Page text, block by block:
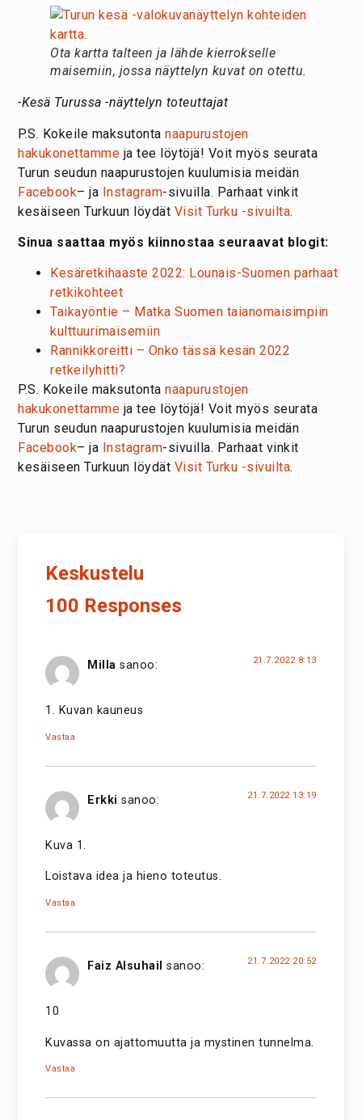
Ota kartta talteen ja lähde kierrokselle
maisemiin, jossa näyttelyn kuvat on otettu.
-Kesä Turussa -näyttelyn toteuttajat
P.S. Kokeile maksutontanaapurustojen
hakukonettamme ja tee löytöjä! Voit myös seurata
Turun seudun naapurustojen kuulumisia meidän
Facebook– ja Instagram-sivuilla. Parhaat vinkit
kesäiseen Turkuun löydät Visit Turku -sivuilta.
Sinua saattaa myös kiinnostaa seuraavat blogit:
Kesäretkihaaste 2022: Lounais-Suomen parhaat
retkikohteet
Taikayöntie – Matka Suomen taianomaisimpiin
kulttuurimaisemiin
Rannikkoreitti – Onko tässä kesän 2022
retkeilyhitti?
P.S. Kokeile maksutontanaapurustojen
hakukonettamme ja tee löytöjä! Voit myös seurata
Turun seudun naapurustojen kuulumisia meidän
Facebook– ja Instagram-sivuilla. Parhaat vinkit
kesäiseen Turkuun löydät Visit Turku -sivuilta.
Keskustelu
100 Responses
Milla sanoo: 21.7.2022 8:13
1. Kuvan kauneus
Vastaa
Erkki sanoo: 21.7.2022 13:19
Kuva 1.
Loistava idea ja hieno toteutus.
Vastaa
Faiz Alsuhail sanoo: 21.7.2022 20:52
10
Kuvassa on ajattomuutta ja mystinen tunnelma.
Vastaa